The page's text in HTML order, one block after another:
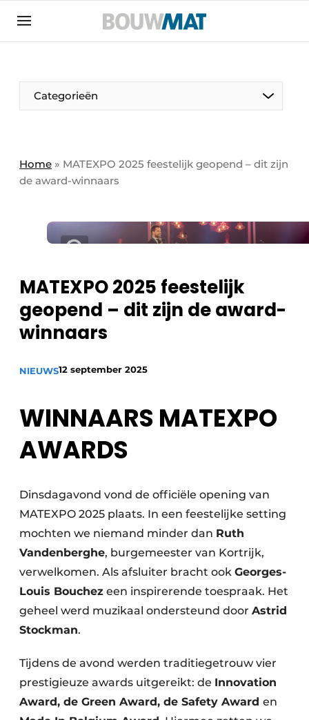
Aanmelden
Bedrijven
Bedrijven
Contact
Evenement aanmelden
Meest gelezen
Podcasts
Privacy / Cookie statement
Vacature aanmelden
Vacatures
Categorieën
Home » MATEXPO 2025 feestelijk geopend – dit zijn
de award-winnaars
MATEXPO 2025 feestelijk
geopend – dit zijn de award-
winnaars
NIEUWS12 september 2025
WINNAARS MATEXPO
AWARDS
Dinsdagavond vond de officiële opening van
MATEXPO 2025 plaats. In een feestelijke setting
mochten we niemand minder dan Ruth
Vandenberghe, burgemeester van Kortrijk,
verwelkomen. Als afsluiter bracht ook Georges-
Louis Bouchez een inspirerende toespraak. Het
geheel werd muzikaal ondersteund door Astrid
Stockman.
Tijdens de avond werden traditiegetrouw vier
prestigieuze awards uitgereikt: de Innovation
Award, de Green Award, de Safety Award en